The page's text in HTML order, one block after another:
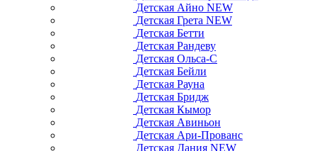
Детская Айно NEW
Детская Грета NEW
Детская Бетти
Детская Рандеву
Детская Ольса-С
Детская Бейли
Детская Рауна
Детская Бридж
Детская Кымор
Детская Авиньон
Детская Ари-Прованс
Детская Дания NEW